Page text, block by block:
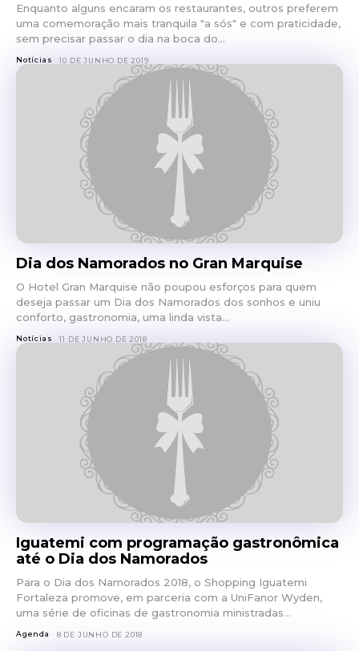
Enquanto alguns encaram os restaurantes, outros preferem
uma comemoração mais tranquila "a sós" e com praticidade,
sem precisar passar o dia na boca do...
Notícias 10 DE JUNHO DE 2019
Dia dos Namorados no Gran Marquise
O Hotel Gran Marquise não poupou esforços para quem
deseja passar um Dia dos Namorados dos sonhos e uniu
conforto, gastronomia, uma linda vista...
Notícias 11 DE JUNHO DE 2018
Iguatemi com programação gastronômica
até o Dia dos Namorados
Para o Dia dos Namorados 2018, o Shopping Iguatemi
Fortaleza promove, em parceria com a UniFanor Wyden,
uma série de oficinas de gastronomia ministradas...
Agenda 8 DE JUNHO DE 2018